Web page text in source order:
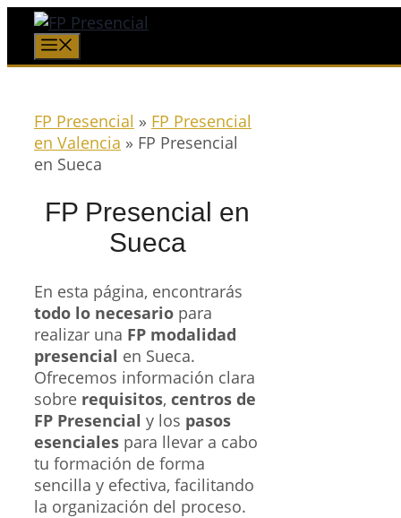
Saltar
contenido
FP Presencial » FP Presencial
en Valencia » FP Presencial
en Sueca
FP Presencial en
Sueca
En esta página, encontrarás
todo lo necesario para
realizar una FP modalidad
presencial en Sueca.
Ofrecemos información clara
sobre requisitos, centros de
FP Presencial y los pasos
esenciales para llevar a cabo
tu formación de forma
sencilla y efectiva, facilitando
la organización del proceso.